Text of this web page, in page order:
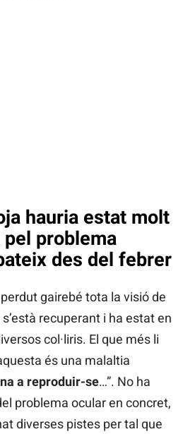
hauria estat molt
problema
des del febrer
gairebé tota la visió de
s’està recuperant i ha estat en
col·liris. El que més li
és una malaltia
a reproduir-se…”. No ha
problema ocular en concret,
diverses pistes per tal que